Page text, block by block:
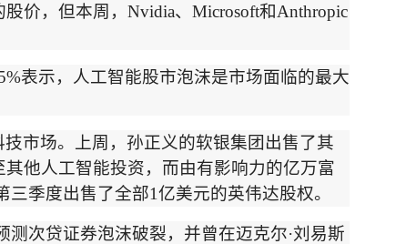
价，但本周， Nvidia、 Microsoft和Anthropic
表示，人工智能股市泡沫是市场面临的最大
市场。上周，孙正义的软银集团 出售了其
他人工智能投资，而由有影响力的亿万富
三季度出售了全部1亿美元的英伟达股权。
测次贷证券泡沫破裂，并曾在迈克尔·刘易斯